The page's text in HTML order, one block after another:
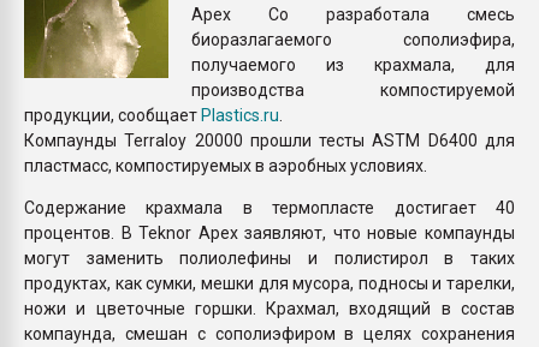
Apex Co разработала смесь
биоразлагаемого сополиэфира,
получаемого из крахмала, для
производства компостируемой
продукции, сообщаетPlastics.ru
Компаунды Terraloy 20000 прошли тесты ASTM D6400 для
пластмасс, компостируемых в аэробных условиях.
Содержание крахмала в термопласте достигает 40
процентов. В Teknor Apex заявляют, что новые компаунды
могут заменить полиолефины и полистирол в таких
продуктах, как сумки, мешки для мусора, подносы и тарелки,
ножи и цветочные горшки. Крахмал, входящий в состав
компаунда, смешан с сополиэфиром в целях сохранения